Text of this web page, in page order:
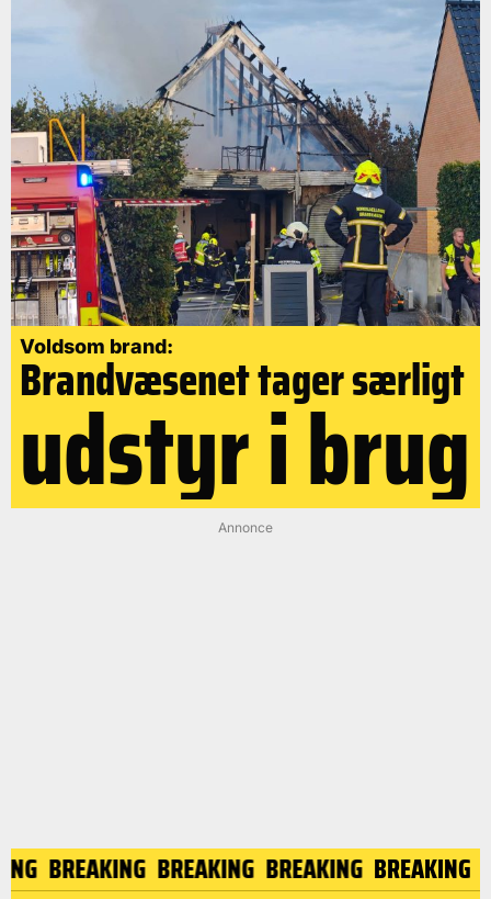
Voldsom brand:
Brandvæsenet tager særligt
udstyr i brug
Annonce
BREAKING BREAKING BREAKING